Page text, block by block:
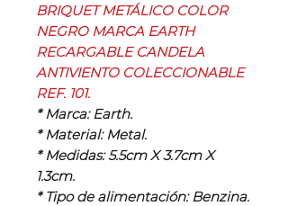
BRIQUET METÁLICO COLOR
NEGRO MARCA EARTH
RECARGABLE CANDELA
ANTIVIENTO COLECCIONABLE
REF. 101.
* Marca: Earth.
* Material: Metal.
* Medidas: 5.5cm X 3.7cm X
1.3cm.
* Tipo de alimentación: Benzina.